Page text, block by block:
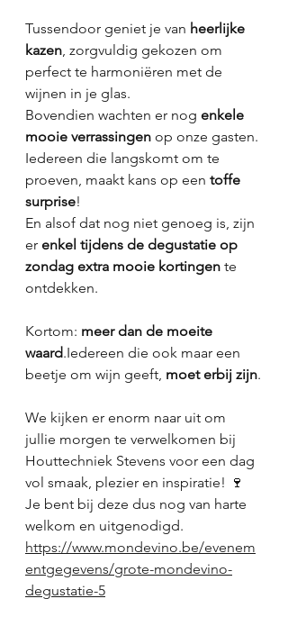
Tussendoor geniet je van heerlijke
kazen, zorgvuldig gekozen om
perfect te harmoniëren met de
wijnen in je glas.
Bovendien wachten er nog enkele
mooie verrassingen op onze gasten.
Iedereen die langskomt om te
proeven, maakt kans op een toffe
surprise!
En alsof dat nog niet genoeg is, zijn
er enkel tijdens de degustatie op
zondag extra mooie kortingen te
ontdekken.
Kortom: meer dan de moeite
waard.Iedereen die ook maar een
beetje om wijn geeft, moet erbij zijn.
We kijken er enorm naar uit om
jullie morgen te verwelkomen bij
Houttechniek Stevens voor een dag
vol smaak, plezier en inspiratie! 🍷
Je bent bij deze dus nog van harte
welkom en uitgenodigd.
https://www.mondevino.be/evenem
entgegevens/grote-mondevino-
degustatie-5